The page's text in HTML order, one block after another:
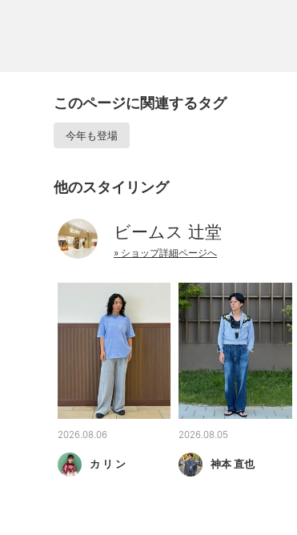
このページに関連するタグ
今年も登場
他のスタイリング
ビームス 辻堂
» ショップ詳細ページへ
2026.08.06
カ リ ン
2026.08.05
神本 直也